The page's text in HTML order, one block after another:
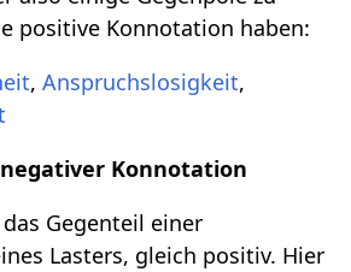
positive Konnotation haben:
, Anspruchslosigkeit,
Konnotation
Gegenteil einer
Lasters, gleich positiv. Hier